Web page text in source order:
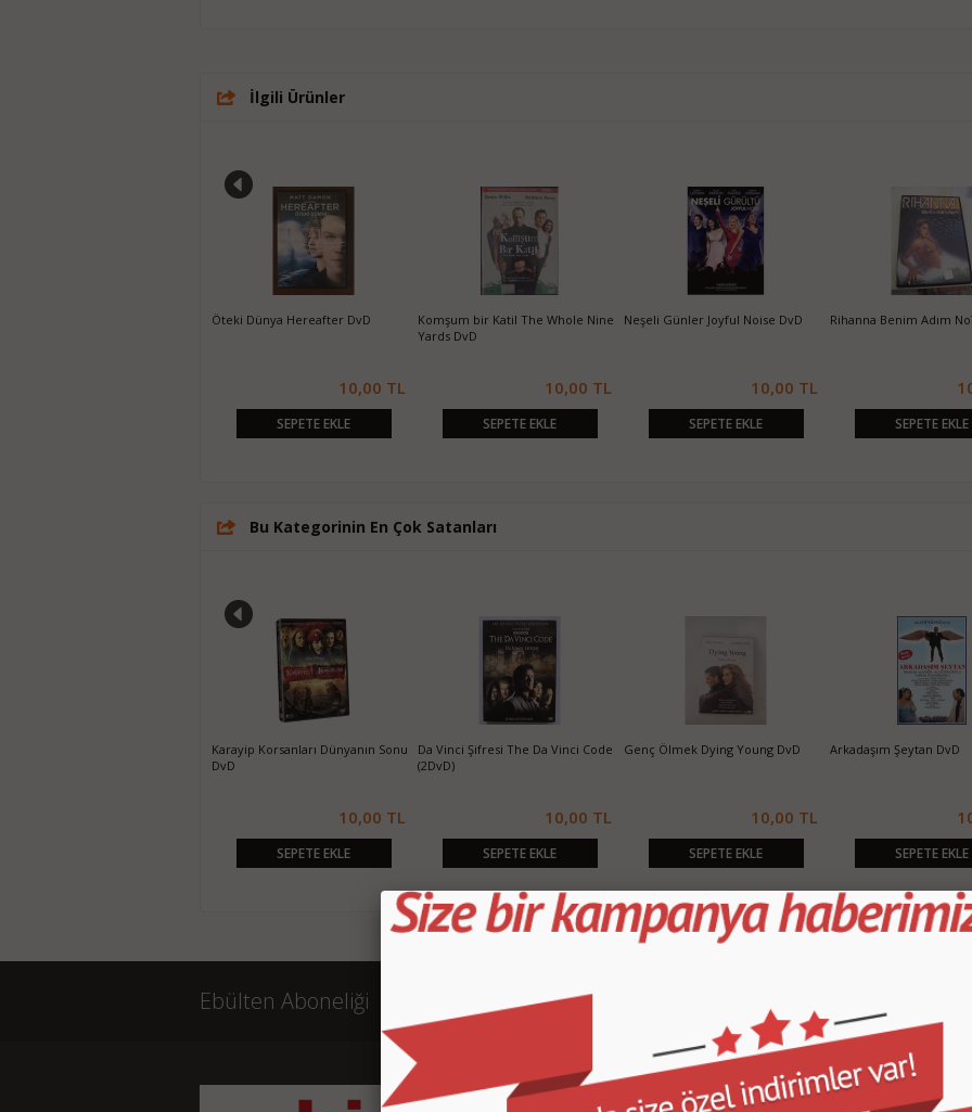
İlgili Ürünler
Öteki Dünya Hereafter DvD
10,00 TL
SEPETE EKLE
Komşum bir Katil The Whole Nine
Yards DvD
10,00 TL
SEPETE EKLE
Neşeli Günler Joyful Noise DvD
10,00 TL
SEPETE EKLE
Rihanna Benim Adım
SEPETE EKLE
Bu Kategorinin En Çok Satanları
Karayip Korsanları Dünyanın Sonu
DvD
10,00 TL
SEPETE EKLE
Da Vinci Şifresi The Da Vinci Code
(2DvD)
10,00 TL
SEPETE EKLE
Genç Ölmek Dying Young DvD
10,00 TL
SEPETE EKLE
Arkadaşım Şeytan DvD
SEPETE EKLE
Ebülten Aboneliği
KURUMSAL